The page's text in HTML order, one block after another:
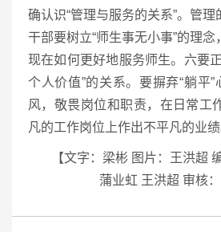
确认识“管理与服务的关系”。管
干部要树立“师生事无小事”的理
现在如何更好地服务师生。六要
个人价值”的关系。要摒弃“躺平”
风，敬畏岗位和职责，在日常工
凡的工作岗位上作出不平凡的业绩
【文字：梁彬 图片：王洪超
蒲业虹 王洪超 审核：